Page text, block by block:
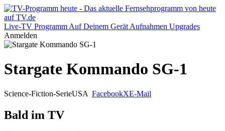
Live-TV Programm Auf Deinem Gerät Aufnahmen Upgrades
Anmelden
Stargate Kommando SG-1
Science-Fiction-SerieUSA FacebookXE-Mail
Bald im TV